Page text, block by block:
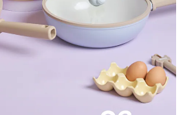
た個人情報を、必要な購入注文書とあわせ
たはAFTEEにあなたの個人情報の収集、処
同意いただけない場合は、当サービスを選